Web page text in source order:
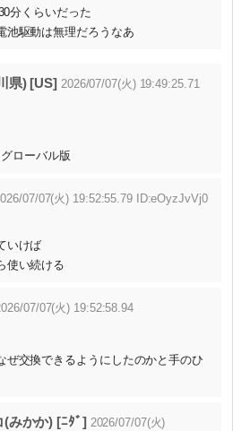
分くらいだった
池駆動は無理だろうなあ
県) [US] 2026/07/07(火) 19:49:25.71
ローバル版
07/07(火) 19:52:55.79 ID:eOyzJvVj0
いけば
使い続ける
07/07(火) 19:52:58.94
ぜ交換できるようにしたのかと手のひ
(みかか) [ﾆﾀﾞ] 2026/07/07(火)